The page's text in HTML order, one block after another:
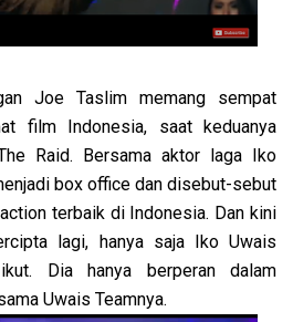
Joe Taslim memang sempat
film Indonesia, saat keduanya
Raid. Bersama aktor laga Iko
box office dan disebut-sebut
terbaik di Indonesia. Dan kini
lagi, hanya saja Iko Uwais
Dia hanya berperan dalam
Uwais Teamnya.